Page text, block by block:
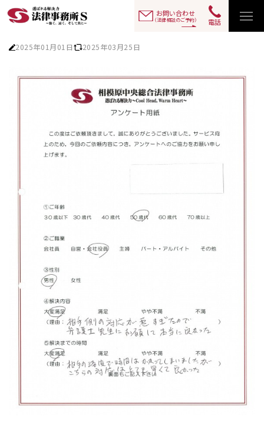
お問い合わせ
（法律相談のご予約） 電話
TOP お客様の声
2025年01月01日 2025年03月25日